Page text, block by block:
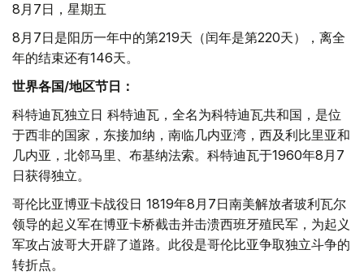
8月7日，星期五
8月7日是阳历一年中的第219天（闰年是第220天），离全
年的结束还有146天。
世界各国/地区节日：
科特迪瓦独立日 科特迪瓦，全名为科特迪瓦共和国，是位
于西非的国家，东接加纳，南临几内亚湾，西及利比里亚和
几内亚，北邻马里、布基纳法索。科特迪瓦于1960年8月7
日获得独立。
哥伦比亚博亚卡战役日 1819年8月7日南美解放者玻利瓦尔
领导的起义军在博亚卡桥截击并击溃西班牙殖民军，为起义
军攻占波哥大开辟了道路。此役是哥伦比亚争取独立斗争的
转折点。